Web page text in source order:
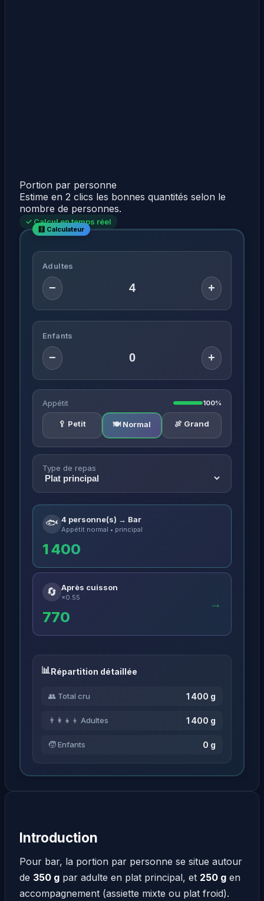
Portion par personne
Estime en 2 clics les bonnes quantités selon le
nombre de personnes.
✓ Calcul en temps réel
Adultes
− +
Enfants
− +
Appétit 100%
🥄 Petit 🍽️ Normal 🍖 Grand
Type de repas
🐟 4 personne(s) → Bar
Appétit normal • principal
1 400
🔄 Après cuisson
×0.55
770
→
Répartition détaillée
👥 Total cru 1 400 g
👨‍👩‍👧‍👦 Adultes 1 400 g
🧒 Enfants 0 g
Introduction
Pour bar, la portion par personne se situe autour
de 350 g par adulte en plat principal, et 250 g en
accompagnement (assiette mixte ou plat froid).